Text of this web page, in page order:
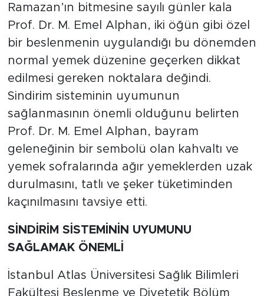
Ramazan’ın bitmesine sayılı günler kala
Prof. Dr. M. Emel Alphan, iki öğün gibi özel
bir beslenmenin uygulandığı bu dönemden
normal yemek düzenine geçerken dikkat
edilmesi gereken noktalara değindi.
Sindirim sisteminin uyumunun
sağlanmasının önemli olduğunu belirten
Prof. Dr. M. Emel Alphan, bayram
geleneğinin bir sembolü olan kahvaltı ve
yemek sofralarında ağır yemeklerden uzak
durulmasını, tatlı ve şeker tüketiminden
kaçınılmasını tavsiye etti.
SİNDİRİM SİSTEMİNİN UYUMUNU
SAĞLAMAK ÖNEMLİ
İstanbul Atlas Üniversitesi Sağlık Bilimleri
Fakültesi Beslenme ve Diyetetik Bölüm
Bingöl Kaza Haberleri